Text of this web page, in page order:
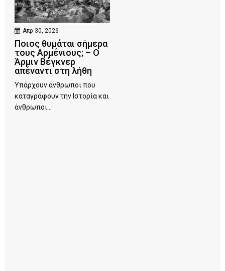
Απρ 30, 2026
Ποιος θυμάται σήμερα
τους Αρμένιους; – Ο
Άρμιν Βέγκνερ
απέναντι στη λήθη
Υπάρχουν άνθρωποι που
καταγράφουν την Ιστορία και
άνθρωποι...